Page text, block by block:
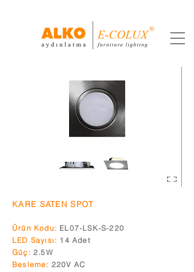
KARE SATEN SPOT
Ürün Kodu: EL07-LSK-S-220
LED Sayısı: 14 Adet
Güç: 2.5W
Besleme: 220V AC